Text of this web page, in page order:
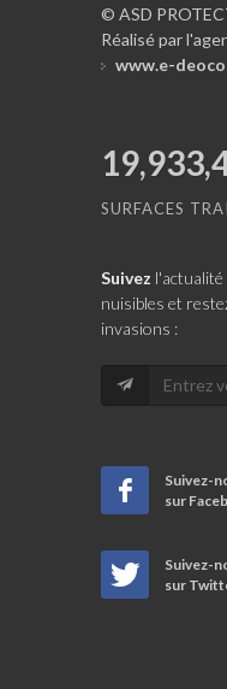
© ASD
Réalisé par
www.e-
SURFACES
Suivez
nuisibles et
invasions :
Suivez-
sur
Suivez-
sur